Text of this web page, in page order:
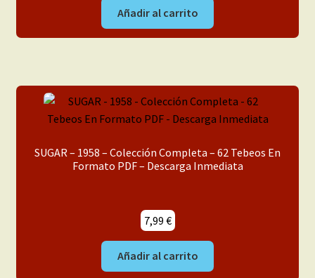
Añadir al carrito
SUGAR – 1958 – Colección Completa – 62 Tebeos En
Formato PDF – Descarga Inmediata
7,99 €
Añadir al carrito